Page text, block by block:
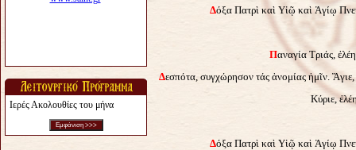
Ιερές Ακολουθίες του μήνα
Δόξα Πατρὶ καὶ Υἱῷ καὶ Ἁγίῳ
Παναγία Τριάς,
Δεσπότα, συγχώρησον τάς ἀνομίας ἡμῖν.
Κύριε,
Δόξα Πατρὶ καὶ Υἱῷ καὶ Ἁγίῳ